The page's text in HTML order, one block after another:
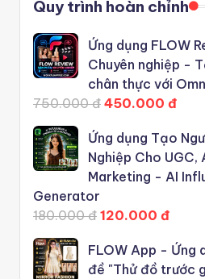
Quy trình hoàn chỉnh
Ứng dụng FLOW
Chuyên nghiệp -
chân thực với
750.000 đ 450.000 đ
Ứng dụng Tạo
Nghiệp Cho
Marketing - AI
Generator
180.000 đ 120.000 đ
FLOW App - Ứng
đề "Thử đồ trước